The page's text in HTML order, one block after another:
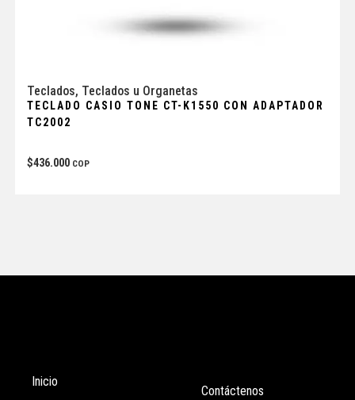
Teclados, Teclados u Organetas
TECLADO CASIO TONE CT-K1550 CON ADAPTADOR
TC2002
$436.000 COP
Inicio
Contáctenos